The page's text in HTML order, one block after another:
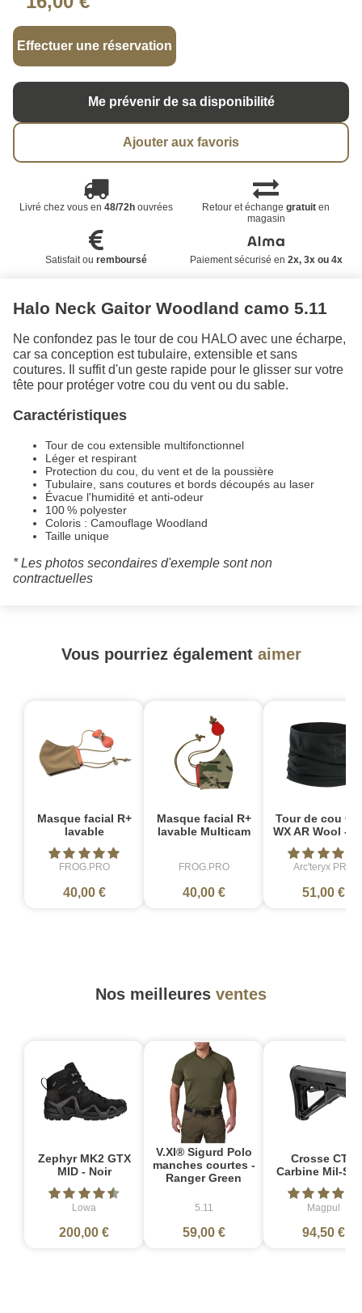
Effectuer une réservation
Me prévenir de sa disponibilité
Ajouter aux favoris
Livré chez vous en 48/72houvrées Retour et échangegratuit en
magasin
Satisfait ou remboursé Paiement sécurisé en 2x, 3x ou 4x
Halo Neck Gaitor Woodland camo 5.11
Ne confondez pas le tour de cou HALO avec une écharpe,
car sa conception est tubulaire, extensible et sans
coutures. Il suffit d'un geste rapide pour le glisser sur votre
tête pour protéger votre cou du vent ou du sable.
Caractéristiques
Tour de cou extensible multifonctionnel
Léger et respirant
Protection du cou, du vent et de la poussière
Tubulaire, sans coutures et bords découpés au laser
Évacue l'humidité et anti-odeur
100 % polyester
Coloris : Camouflage Woodland
Taille unique
* Les photos secondaires d'exemple sont non
contractuelles
Vous pourriez également aimer
Masque facial R+
lavable
FROG.PRO
40,00 €
Masque facial R+
lavable Multicam
FROG.PRO
40,00 €
Tour de cou
WX AR Wool -
Arc'teryx PRO
51,00 €
Nos meilleures ventes
Zephyr MK2 GTX
MID - Noir
Lowa
200,00 €
V.XI® Sigurd Polo
manches courtes -
Ranger Green
5.11
59,00 €
Crosse CTR
Carbine Mil-
Magpul
94,50 €